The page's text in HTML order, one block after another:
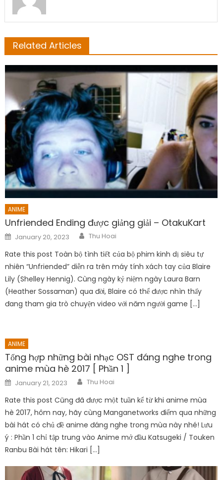
Related Articles
ANIME
Unfriended Ending được giảng giải – OtakuKart
Posted
on
January 20, 2023 Author
Thu Hoai
Rate this post Toàn bộ tình tiết của bộ phim kinh dị siêu tự
nhiên “Unfriended” diễn ra trên máy tính xách tay của Blaire
Lily (Shelley Hennig). Cùng ngày kỷ niệm ngày Laura Barn
(Heather Sossaman) qua đời, Blaire có thể được nhìn thấy
đang tham gia trò chuyện video với năm người game […]
ANIME
Tổng hợp những bài nhạc OST đáng nghe trong
anime mùa hè 2017 [ Phần 1 ]
Posted
on
January 21, 2023 Author
Thu Hoai
Rate this post Cũng đã được một tuần kể từ khi anime mùa
hè 2017, hôm nay, hãy cùng Manganetworks điểm qua những
bài hát có chủ đề anime đáng nghe trong mùa này nhé! Lưu
ý : Phần 1 chỉ tập trung vào Anime mở đầu Katsugeki / Touken
Ranbu Bài hát tên: Hikari […]